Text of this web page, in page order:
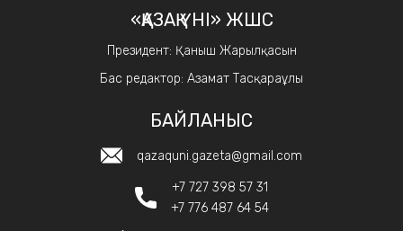
«ҚАЗАҚ ҮНІ» ЖШС
Президент: Қаныш Жарылқасын
Бас редактор: Азамат Тасқараұлы
БАЙЛАНЫС
qazaquni.gazeta@gmail.com
+7 727 398 57 31
+7 776 487 64 54